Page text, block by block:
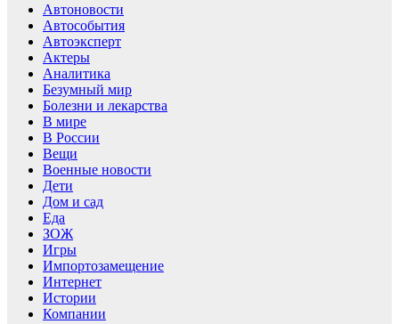
Автоновости
Автособытия
Автоэксперт
Актеры
Аналитика
Безумный мир
Болезни и лекарства
В мире
В России
Вещи
Военные новости
Дети
Дом и сад
Еда
ЗОЖ
Игры
Импортозамещение
Интернет
Истории
Компании